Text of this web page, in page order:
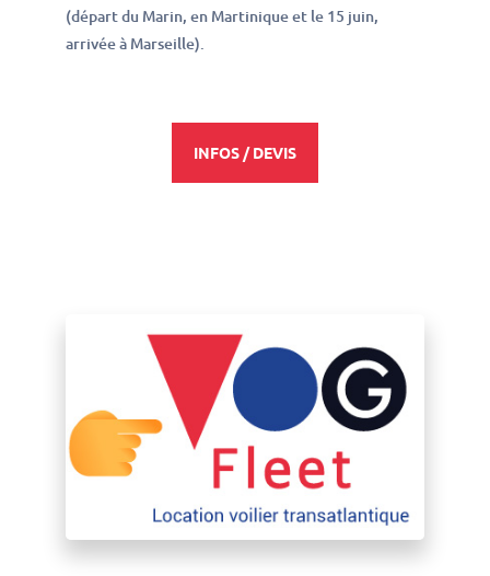
(départ du Marin, en Martinique et le 15 juin,
arrivée à Marseille).
INFOS / DEVIS